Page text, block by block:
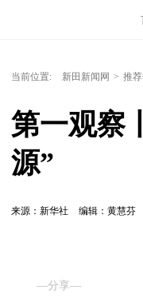
当前位置: 新田新闻网 > 推
第一观察
源”
来源：新华社 编辑：黄慧芬
—分享—